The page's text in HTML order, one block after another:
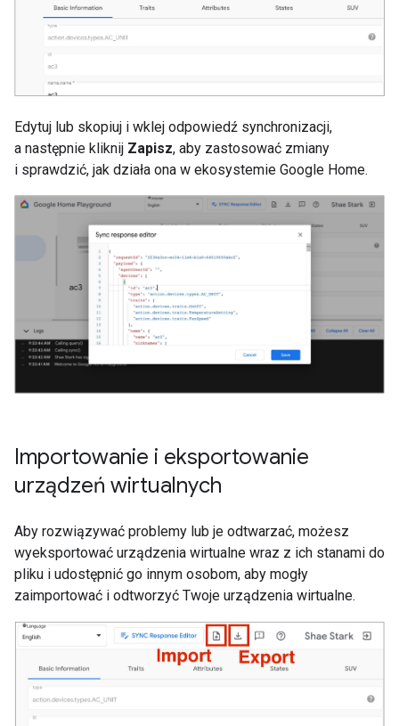
Edytuj lub skopiuj i wklej odpowiedź synchronizacji,
a następnie kliknij Zapisz, aby zastosować zmiany
i sprawdzić, jak działa ona w ekosystemie Google Home.
Importowanie i eksportowanie
urządzeń wirtualnych
Aby rozwiązywać problemy lub je odtwarzać, możesz
wyeksportować urządzenia wirtualne wraz z ich stanami do
pliku i udostępnić go innym osobom, aby mogły
zaimportować i odtworzyć Twoje urządzenia wirtualne.